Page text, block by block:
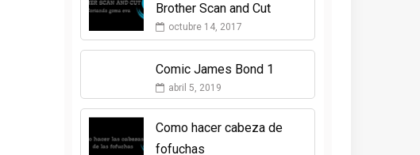
Brother Scan and Cut
octubre 14, 2017
Comic James Bond 1
abril 5, 2019
Como hacer cabeza de
fofuchas